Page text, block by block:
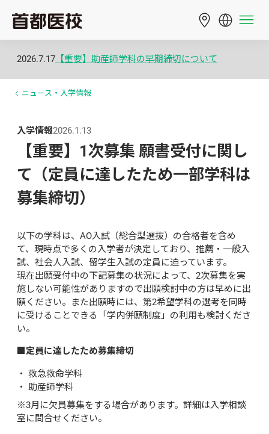
2026.7.17 【重要】助産師学科の早期締切について
ニュース・入学情報
入学情報2026.1.13
【重要】1次募集 願書受付に関し
て（定員に達したため一部学科は
募集締切）
以下の学科は、AO入試（総合型選抜）の合格者を含め
て、現時点で多くの入学者が決定しており、推薦・一般入
試、社会人入試、留学生入試の定員に迫っています。
現在出願受付中の下記募集の状況によって、2次募集を実
施しない可能性がありますので出願検討中の方は早めに出
願ください。また出願時には、第2希望学科の選考を同時
に受けることできる「学内併願制度」の利用も検討くださ
い。
■定員に達したため募集締切
救急救命学科
助産師学科
※3月に欠員募集をする場合があります。詳細は入学相談
室に問合せください。